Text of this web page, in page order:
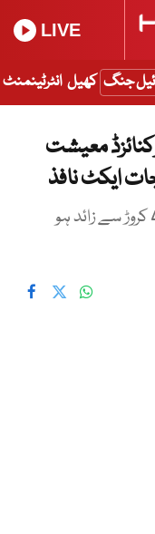
LIVE
جنگ کھیل انٹرٹینمنٹ
معیشت
ایکٹ نافذ
پاکستان میں کرپٹو صارفین کی تعداد 4 کروڑ سے زائد ہو